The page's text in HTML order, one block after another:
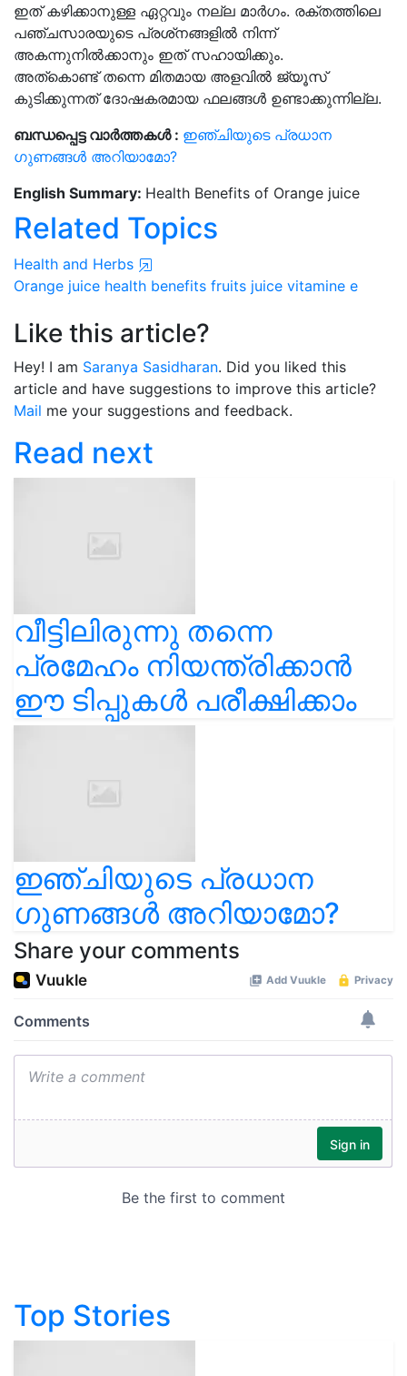
ഇത് കഴിക്കാനുള്ള ഏറ്റവും നല്ല മാർഗം. രക്തത്തിലെ
പഞ്ചസാരയുടെ പ്രശ്‌നങ്ങളിൽ നിന്ന്
അകന്നുനിൽക്കാനും ഇത് സഹായിക്കും.
അത്കൊണ്ട് തന്നെ മിതമായ അളവിൽ ജ്യൂസ്
കുടിക്കുന്നത് ദോഷകരമായ ഫലങ്ങൾ ഉണ്ടാക്കുന്നില്ല.
ബന്ധപ്പെട്ട വാർത്തകൾ : ഇഞ്ചിയുടെ പ്രധാന
ഗുണങ്ങൾ അറിയാമോ?
English Summary: Health Benefits of Orange juice
Related Topics
Health and Herbs
Orange juice health benefits fruits juice vitamine e
Like this article?
Hey! I am Saranya Sasidharan. Did you liked this
article and have suggestions to improve this article?
Mail me your suggestions and feedback.
Read next
വീട്ടിലിരുന്നു തന്നെ
പ്രമേഹം നിയന്ത്രിക്കാൻ
ഈ ടിപ്പുകൾ പരീക്ഷിക്കാം
ഇഞ്ചിയുടെ പ്രധാന
ഗുണങ്ങൾ അറിയാമോ?
Share your comments
Top Stories